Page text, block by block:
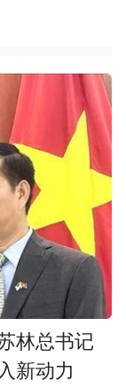
林总书记
新动力